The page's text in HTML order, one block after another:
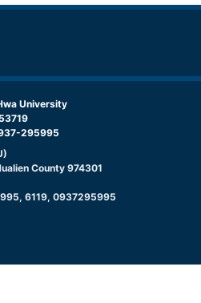
University
295995
County 974301
6119, 0937295995